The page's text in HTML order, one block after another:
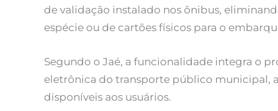
de validação instalado nos ônibus,
espécie ou de cartões físicos para o
Segundo o Jaé, a funcionalidade integra o
eletrônica do transporte público municipal,
disponíveis aos usuários.